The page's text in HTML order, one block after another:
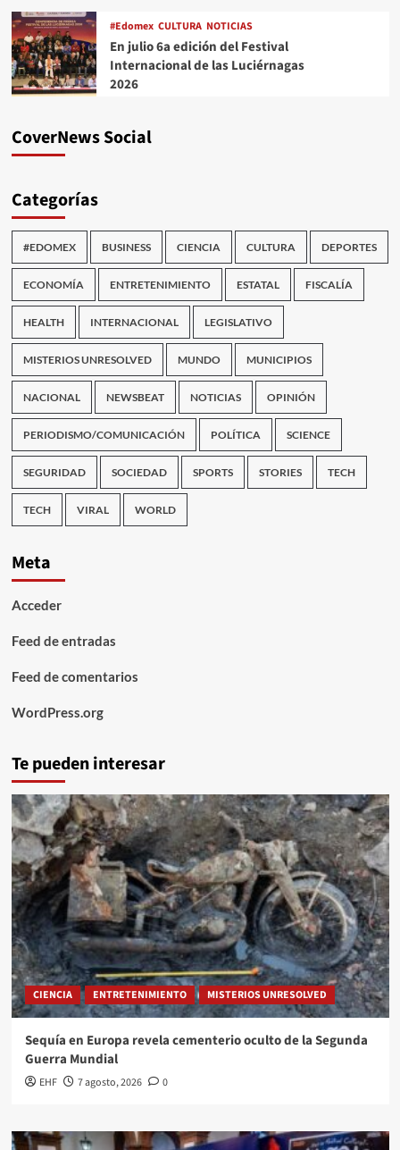
#Edomex CULTURA NOTICIAS
En julio 6a edición del Festival
Internacional de las Luciérnagas
2026
CoverNews Social
Categorías
#EDOMEX BUSINESS CIENCIA CULTURA DEPORTES
ECONOMÍA ENTRETENIMIENTO ESTATAL FISCALÍA
HEALTH INTERNACIONAL LEGISLATIVO
MISTERIOS UNRESOLVED MUNDO MUNICIPIOS
NACIONAL NEWSBEAT NOTICIAS OPINIÓN
PERIODISMO/COMUNICACIÓN POLÍTICA SCIENCE
SEGURIDAD SOCIEDAD SPORTS STORIES TECH
TECH VIRAL WORLD
Meta
Acceder
Feed de entradas
Feed de comentarios
WordPress.org
Te pueden interesar
CIENCIA ENTRETENIMIENTO MISTERIOS UNRESOLVED
Sequía en Europa revela cementerio oculto de la Segunda
Guerra Mundial
EHF 7 agosto, 2026 0